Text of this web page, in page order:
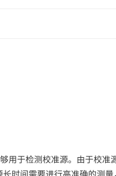
用于检测校准源。由于校
时间需要进行高准确的测量